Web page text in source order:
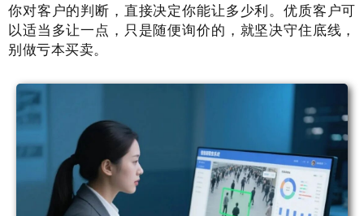
你对客户的判断，直接决定你能让多少利。优质客户可
以适当多让一点，只是随便询价的，就坚决守住底线，
别做亏本买卖。